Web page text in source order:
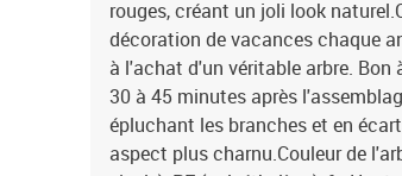
rouges, créant un joli look
décoration de vacances chaque
à l'achat d'un véritable arbre. Bon
30 à 45 minutes après
épluchant les branches et en
aspect plus charnu.Couleur de